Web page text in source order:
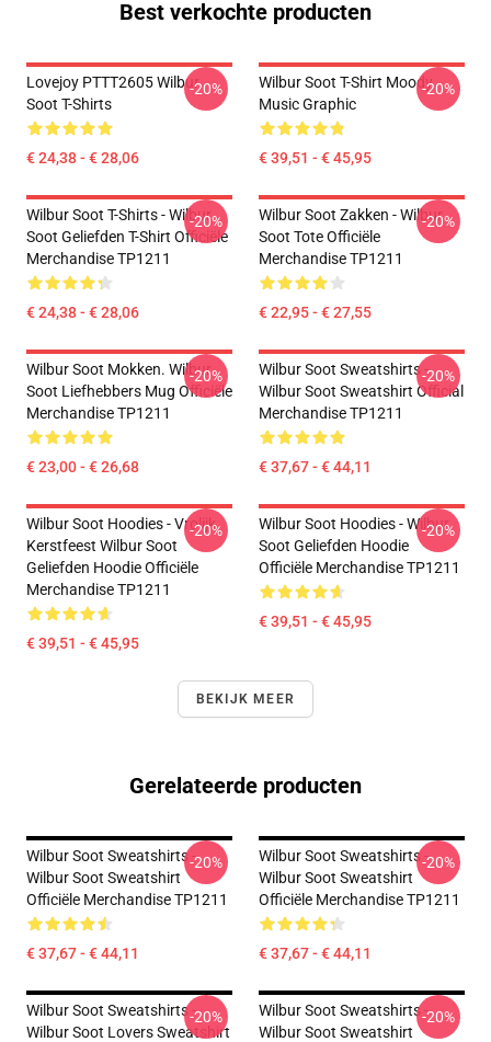
Best verkochte producten
Lovejoy PTTT2605 Wilbur
Soot T-Shirts
€ 24,38 - € 28,06
-20%
Wilbur Soot T-Shirt Moody
Music Graphic
€ 39,51 - € 45,95
-20%
Wilbur Soot T-Shirts - Wilbur
Soot Geliefden T-Shirt Officiële
Merchandise TP1211
€ 24,38 - € 28,06
-20%
Wilbur Soot Zakken - Wilbur
Soot Tote Officiële
Merchandise TP1211
€ 22,95 - € 27,55
-20%
Wilbur Soot Mokken. Wilbur
Soot Liefhebbers Mug Officiële
Merchandise TP1211
€ 23,00 - € 26,68
-20%
Wilbur Soot Sweatshirts -
Wilbur Soot Sweatshirt Official
Merchandise TP1211
€ 37,67 - € 44,11
-20%
Wilbur Soot Hoodies - Vrolijk
Kerstfeest Wilbur Soot
Geliefden Hoodie Officiële
Merchandise TP1211
€ 39,51 - € 45,95
-20%
Wilbur Soot Hoodies - Wilbur
Soot Geliefden Hoodie
Officiële Merchandise TP1211
€ 39,51 - € 45,95
-20%
BEKIJK MEER
Gerelateerde producten
Wilbur Soot Sweatshirts -
Wilbur Soot Sweatshirt
Officiële Merchandise TP1211
€ 37,67 - € 44,11
-20%
Wilbur Soot Sweatshirts -
Wilbur Soot Sweatshirt
Officiële Merchandise TP1211
€ 37,67 - € 44,11
-20%
Wilbur Soot Sweatshirts -
Wilbur Soot Lovers Sweatshirt
-20%
Wilbur Soot Sweatshirts -
Wilbur Soot Sweatshirt
-20%